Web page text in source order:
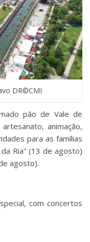
DR©CMI
pão de Vale de
animação,
para as famílias
Ria” (13 de agosto)
agosto).
com concertos